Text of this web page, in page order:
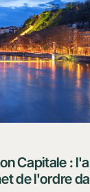
Capitale :
de l'ordre